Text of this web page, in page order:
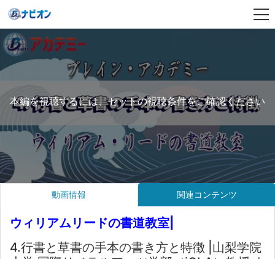
本編を視聴するには、セットの視聴条件をご確認ください
動画情報 関連コンテンツ
ウィリアムリードの書道教室|
4.行書と草書の手本の書き方と特徴 |山梨学院